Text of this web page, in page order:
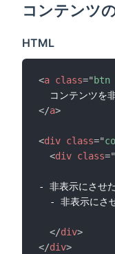
コンテンツ
HTML
<a class=" btn
</a>
<div class="
<div class="
- 非表示にさせ
- 非表示にさ
</div>
</div>